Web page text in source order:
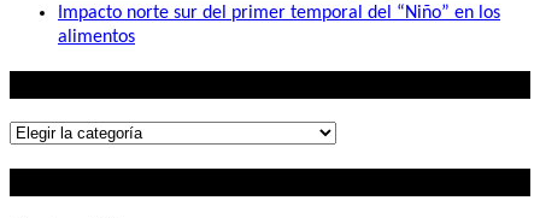
Impacto norte sur del primer temporal del “Niño” en los
alimentos
Lo